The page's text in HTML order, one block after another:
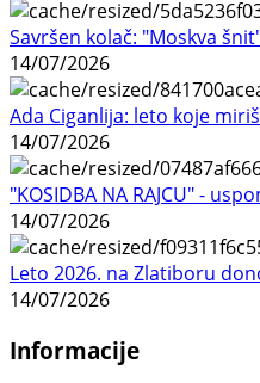
Savršen kolač: "Moskva
14/07/2026
Ada Ciganlija: leto koje
14/07/2026
"KOSIDBA NA RAJCU" -
14/07/2026
Leto 2026. na Zlatiboru
14/07/2026
Informacije